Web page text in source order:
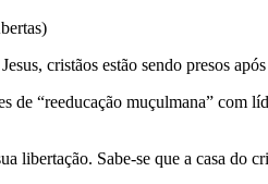
cristãos estão sendo presos
de “reeducação muçulmana”
libertação. Sabe-se que a casa